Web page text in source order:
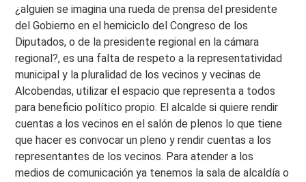
¿alguien se imagina una rueda de prensa del presidente
del Gobierno en el hemiciclo del Congreso de los
Diputados, o de la presidente regional en la cámara
regional?, es una falta de respeto a la representatividad
municipal y la pluralidad de los vecinos y vecinas de
Alcobendas, utilizar el espacio que representa a todos
para beneficio político propio. El alcalde si quiere rendir
cuentas a los vecinos en el salón de plenos lo que tiene
que hacer es convocar un pleno y rendir cuentas a los
representantes de los vecinos. Para atender a los
medios de comunicación ya tenemos la sala de alcaldía o